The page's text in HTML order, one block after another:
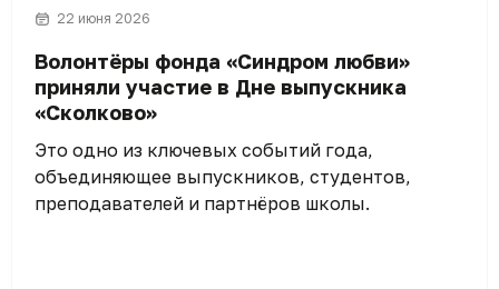
22 июня 2026
Волонтёры фонда «Синдром любви»
приняли участие в Дне выпускника
«Сколково»
Это одно из ключевых событий года,
объединяющее выпускников, студентов,
преподавателей и партнёров школы.